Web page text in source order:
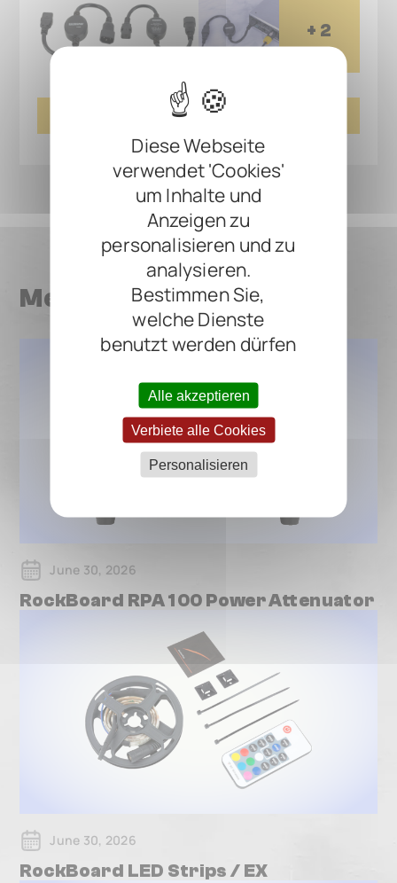
Diese Webseite
verwendet 'Cookies'
um Inhalte und
Anzeigen zu
personalisieren und zu
analysieren.
Bestimmen Sie,
welche Dienste
benutzt werden dürfen
Alle akzeptieren
Verbiete alle Cookies
Personalisieren
+ 2
ROCKBOARD NOISE CLEANER, HUM &
NOISE ELIMINATOR, 220 - 240 V
Mehr News
June 30, 2026
RockBoard RPA 100 Power Attenuator
June 30, 2026
RockBoard LED Strips / EX